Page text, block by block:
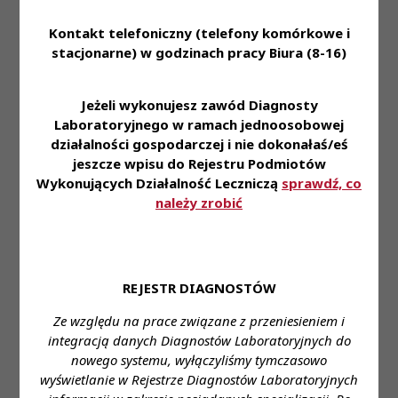
Kontakt telefoniczny (telefony komórkowe i
stacjonarne) w godzinach pracy Biura (8-16)
Jeżeli wykonujesz zawód Diagnosty
Laboratoryjnego w ramach jednoosobowej
działalności gospodarczej i nie dokonałaś/eś
jeszcze wpisu do Rejestru Podmiotów
Wykonujących Działalność Leczniczą sprawdź, co
należy zrobić
REJESTR DIAGNOSTÓW
Ze względu na prace związane z przeniesieniem i
integracją danych Diagnostów Laboratoryjnych do
nowego systemu, wyłączyliśmy tymczasowo
wyświetlanie w Rejestrze Diagnostów Laboratoryjnych
z dnia 4 kwietnia 2023 roku
w sprawie wyboru wykonawcy
Laboratoryjnych
PKRDL -
Kadencja
- Treść
Uchwała Nr 979-P/VI/2024 z
dnia 23 kwietnia 2024 roku
w sprawie przyznania Prawa
Wykonywania Zawodu
Diagnosty Laboratoryjnego.
Uchwały
PKRDL -
Kadencja
Posiedzenie
XXII
z dnia 23 kwietnia 2024 roku
Prezydium Krajowej Rady
Diagnostów Laboratoryjnych
podczas XXII posiedzenia w
dniu 23 kwietnia 2024 roku
PKRDL -
VI
Posiedzenie